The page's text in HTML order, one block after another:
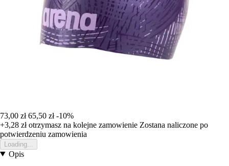
73,00 zł 65,50 zł -10%
+3,28 złotrzymasz na kolejne zamowienie Zostana naliczone po
potwierdzeniu zamowienia
Loading...
Opis